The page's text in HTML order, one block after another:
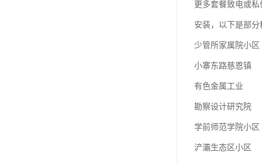
更多套餐致电或
安装，以下是部
少管所家属院小区
小寨东路慈恩镇
有色金属工业
勘察设计研究院
学前师范学院小区
浐灞生态区小区